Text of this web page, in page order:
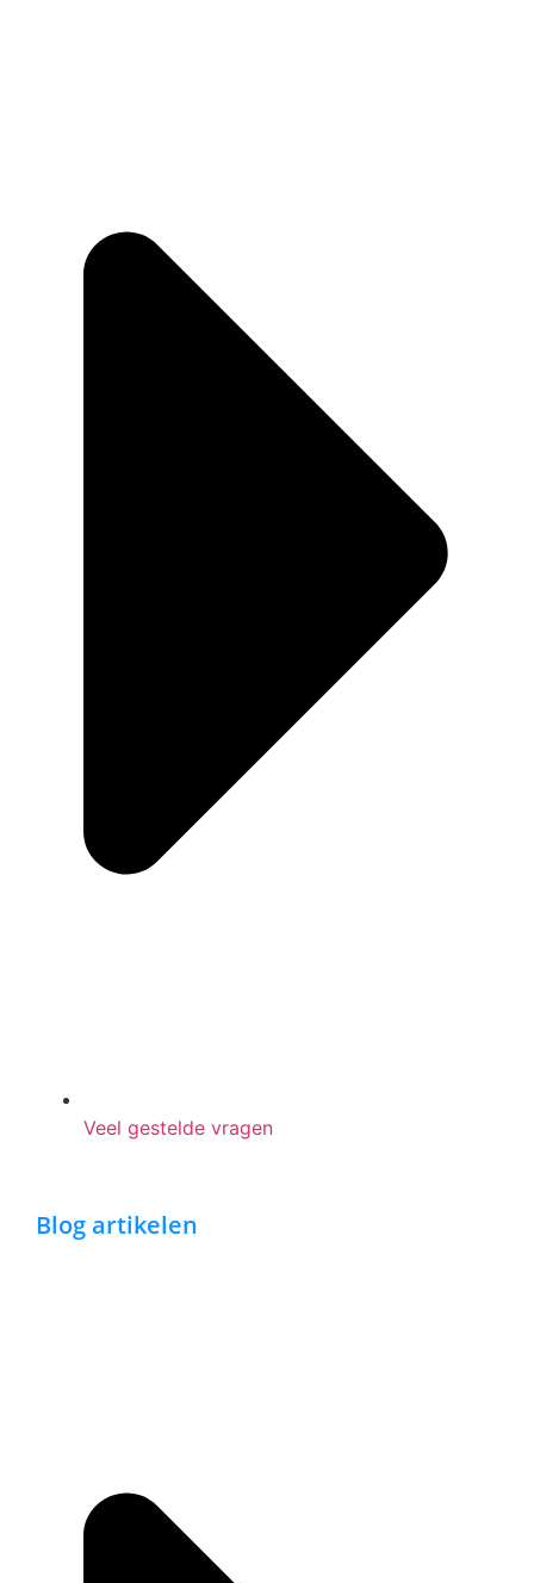
Veel gestelde vragen
Blog artikelen